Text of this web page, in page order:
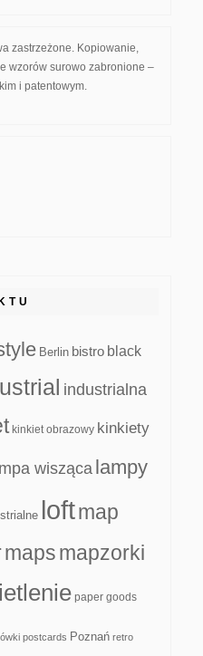
zastrzeżone. Kopiowanie,
wzorów surowo zabronione –
i patentowym.
Berlin bistro black
industrialna
kinkiet obrazowy kinkiety
wisząca lampy
loftmap
mapsmapzorki
paper goods
postcards Poznań retro